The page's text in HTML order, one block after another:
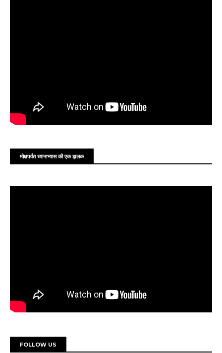
मोक्षपर्यंत ध्यानाभ्यास की एक झलक
FOLLOW US